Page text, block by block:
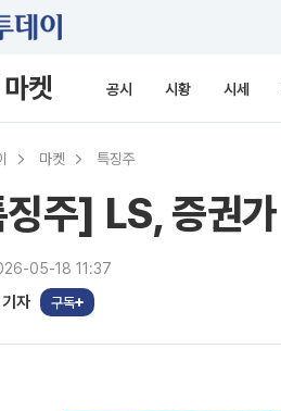
마켓 공시 시황 시세
마켓 특징주
주] LS, 증권가
05-18 11:37
자 구독